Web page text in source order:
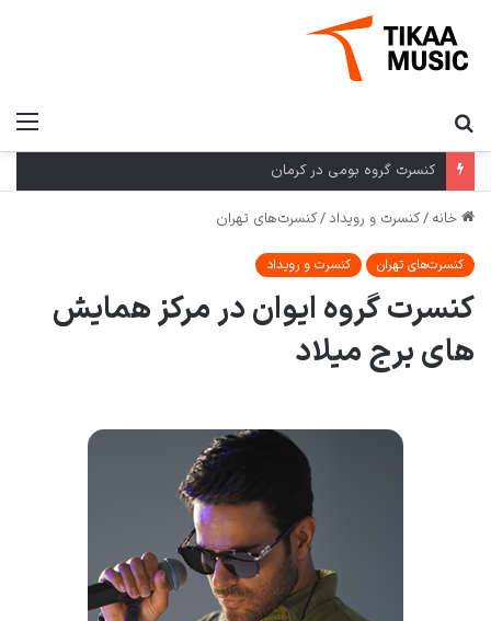
کنسرت گروه بومی در کرمان
خانه /کنسرت و رویداد/کنسرت‌های تهران
کنسرت‌های تهران کنسرت و رویداد
کنسرت گروه ایوان در مرکز همایش
های برج میلاد